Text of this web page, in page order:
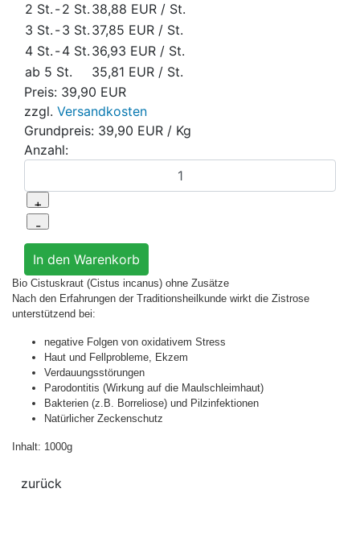
2 St. -2 St. 38,88 EUR / St.
3 St. -3 St. 37,85 EUR / St.
4 St. -4 St. 36,93 EUR / St.
ab 5 St.
35,81 EUR / St.
Preis: 39,90 EUR
zzgl. Versandkosten
Grundpreis: 39,90 EUR / Kg
Anzahl:
Bio Cistuskraut (Cistus incanus) ohne Zusätze
Nach den Erfahrungen der Traditionsheilkunde wirkt die Zistrose
unterstützend bei:
negative Folgen von oxidativem Stress
Haut und Fellprobleme, Ekzem
Verdauungsstörungen
Parodontitis (Wirkung auf die Maulschleimhaut)
Bakterien (z.B. Borreliose) und Pilzinfektionen
Natürlicher Zeckenschutz
Inhalt: 1000g